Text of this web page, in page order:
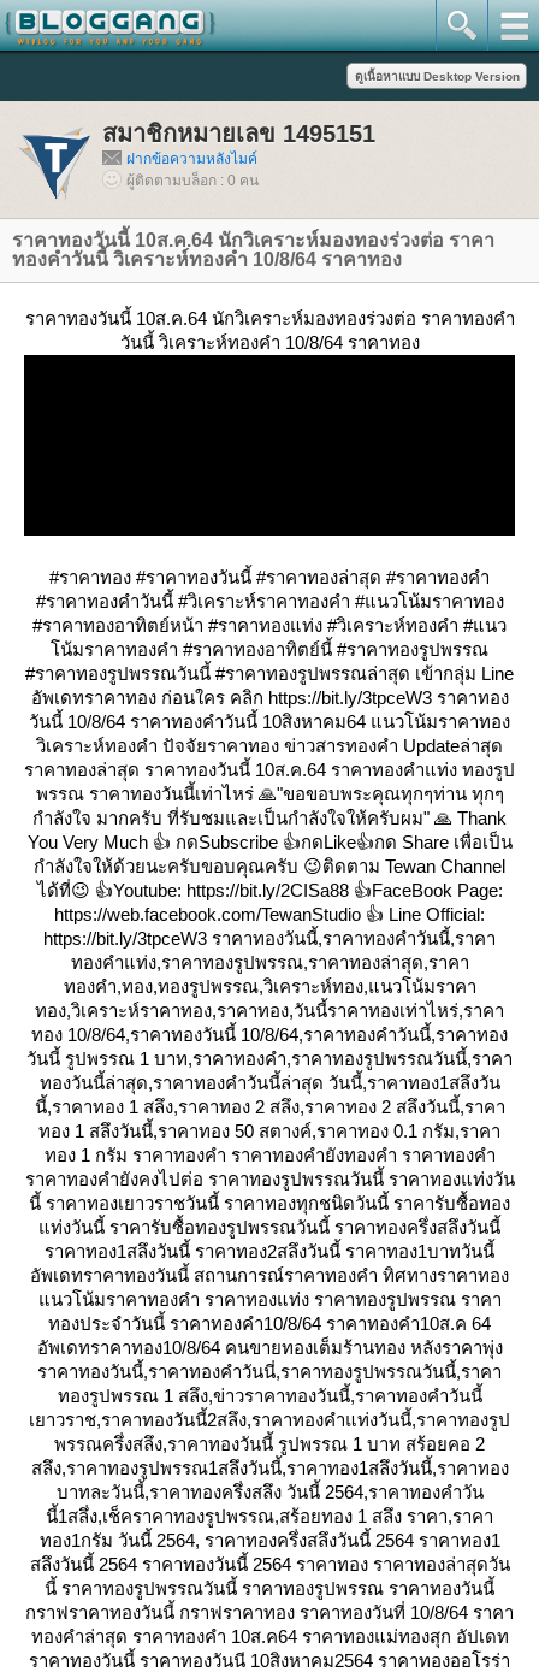
สมาชิกหมายเลข 1495151
ฝากข้อความหลังไมค์
ผู้ติดตามบล็อก : 0 คน
ราคาทองวันนี้ 10ส.ค.64 นักวิเคราะห์มองทองร่วงต่อ ราคา
ทองคำวันนี้ วิเคราะห์ทองคำ 10/8/64 ราคาทอง
ราคาทองวันนี้ 10ส.ค.64 นักวิเคราะห์มองทองร่วงต่อ ราคาทองคำ
วันนี้ วิเคราะห์ทองคำ 10/8/64 ราคาทอง
#ราคาทอง #ราคาทองวันนี้ #ราคาทองล่าสุด #ราคาทองคำ
#ราคาทองคำวันนี้ #วิเคราะห์ราคาทองคำ #แนวโน้มราคาทอง
#ราคาทองอาทิตย์หน้า #ราคาทองแท่ง #วิเคราะห์ทองคำ #แนว
น้มราคาทองคำ #ราคาทองอาทิตย์นี้ #ราคาทองรูปพรรณ
#ราคาทองรูปพรรณวันนี้ #ราคาทองรูปพรรณล่าสุด เข้ากลุ่ม Line
อัพเดทราคาทอง ก่อนใคร คลิก https://bit.ly/3tpceW3 ราคาทอง
วันนี้ 10/8/64 ราคาทองคำวันนี้ 10สิงหาคม64 แนวโน้มราคาทอง
วิเคราะห์ทองคำ ปัจจัยราคาทอง ข่าวสารทองคำ Updateล่าสุด
ราคาทองล่าสุด ราคาทองวันนี้ 10ส.ค.64 ราคาทองคำแท่ง ทองรูป
พรรณ ราคาทองวันนี้เท่าไหร่ 🙏"ขอขอบพระคุณทุกๆท่าน ทุกๆ
กำลังใจ มากครับ ที่รับชมและเป็นกำลังใจให้ครับผม" 🙏 Thank
You Very Much 👍 กดSubscribe 👍กดLike👍กด Share เพื่อเป็น
กำลังใจให้ด้วยนะครับขอบคุณครับ 😉ติดตาม Tewan Channel
ได้ที่😉 👍Youtube: https://bit.ly/2CISa88 👍FaceBook Page:
https://web.facebook.com/TewanStudio 👍 Line Official:
https://bit.ly/3tpceW3 ราคาทองวันนี้,ราคาทองคำวันนี้,ราคา
ทองคำแท่ง,ราคาทองรูปพรรณ,ราคาทองล่าสุด,ราคา
ทองคำ,ทอง,ทองรูปพรรณ,วิเคราะห์ทอง,แนวโน้มราคา
ทอง,วิเคราะห์ราคาทอง,ราคาทอง,วันนี้ราคาทองเท่าไหร่,ราคา
ทอง 10/8/64,ราคาทองวันนี้ 10/8/64,ราคาทองคําวันนี้,ราคาทอง
วันนี้ รูปพรรณ 1 บาท,ราคาทองคํา,ราคาทองรูปพรรณวันนี้,ราคา
ทองวันนี้ล่าสุด,ราคาทองคําวันนี้ล่าสุด วันนี้,ราคาทอง1สลึงวัน
นี้,ราคาทอง 1 สลึง,ราคาทอง 2 สลึง,ราคาทอง 2 สลึงวันนี้,ราคา
ทอง 1 สลึงวันนี้,ราคาทอง 50 สตางค์,ราคาทอง 0.1 กรัม,ราคา
ทอง 1 กรัม ราคาทองคำ ราคาทองคำยังทองคำ ราคาทองคำ
ราคาทองคำยังคงไปต่อ ราคาทองรูปพรรณวันนี้ ราคาทองแท่งวัน
นี้ ราคาทองเยาวราชวันนี้ ราคาทองทุกชนิดวันนี้ ราคารับซื้อทอง
ท่งวันนี้ ราคารับซื้อทองรูปพรรณวันนี้ ราคาทองครึ่งสลึงวันนี้
ราคาทอง1สลึงวันนี้ ราคาทอง2สลึงวันนี้ ราคาทอง1บาทวันนี้
อัพเดทราคาทองวันนี้ สถานการณ์ราคาทองคำ ทิศทางราคาทอง
นวโน้มราคาทองคำ ราคาทองแท่ง ราคาทองรูปพรรณ ราคา
ทองประจำวันนี้ ราคาทองคำ10/8/64 ราคาทองคำ10ส.ค 64
อัพเดทราคาทอง10/8/64 คนขายทองเต็มร้านทอง หลังราคาพุ่ง
ราคาทองวันนี้,ราคาทองคำวันนี่,ราคาทองรูปพรรณวันนี้,ราคา
ทองรูปพรรณ 1 สลึง,ข่าวราคาทองวันนี้,ราคาทองคําวันนี้
เยาวราช,ราคาทองวันนี้2สลึง,ราคาทองคําแท่งวันนี้,ราคาทองรูป
พรรณครึ่งสลึง,ราคาทองวันนี้ รูปพรรณ 1 บาท สร้อยคอ 2
สลึง,ราคาทองรูปพรรณ1สลึงวันนี้,ราคาทอง1สลึงวันนี้,ราคาทอง
บาทละวันนี้,ราคาทองครึ่งสลึง วันนี้ 2564,ราคาทองคําวัน
นี้1สลึ่ง,เช็คราคาทองรูปพรรณ,สร้อยทอง 1 สลึง ราคา,ราคา
ทอง1กรัม วันนี้ 2564, ราคาทองครึ่งสลึงวันนี้ 2564 ราคาทอง1
สลึงวันนี้ 2564 ราคาทองวันนี้ 2564 ราคาทอง ราคาทองล่าสุดวัน
นี้ ราคาทองรูปพรรณวันนี้ ราคาทองรูปพรรณ ราคาทองวันนี้
กราฟราคาทองวันนี้ กราฟราคาทอง ราคาทองวันที่ 10/8/64 ราคา
ทองคำล่าสุด ราคาทองคำ 10ส.ค64 ราคาทองแม่ทองสุก อัปเดท
ราคาทองวันนี้ ราคาทองวันนี 10สิงหาคม2564 ราคาทองออโรร่า